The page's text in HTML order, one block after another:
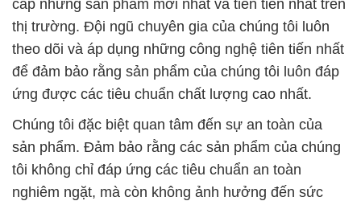
cấp những sản phẩm mới nhất và tiên tiến nhất trên
thị trường. Đội ngũ chuyên gia của chúng tôi luôn
theo dõi và áp dụng những công nghệ tiên tiến nhất
để đảm bảo rằng sản phẩm của chúng tôi luôn đáp
ứng được các tiêu chuẩn chất lượng cao nhất.
Chúng tôi đặc biệt quan tâm đến sự an toàn của
sản phẩm. Đảm bảo rằng các sản phẩm của chúng
tôi không chỉ đáp ứng các tiêu chuẩn an toàn
nghiêm ngặt, mà còn không ảnh hưởng đến sức